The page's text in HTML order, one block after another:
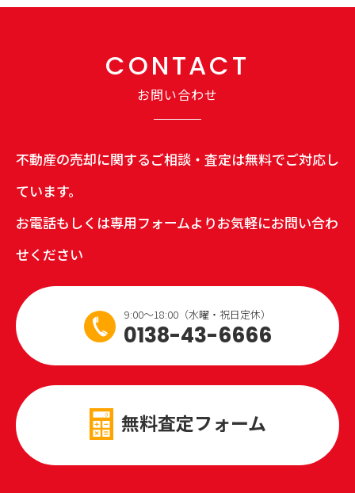
CONTACT
お問い合わせ
不動産の売却に関するご相談・査定は無料でご対応し
ています。
お電話もしくは専用フォームよりお気軽にお問い合わ
せください
9:00～18:00（水曜・祝日定休）
0138-43-6666
無料査定フォーム